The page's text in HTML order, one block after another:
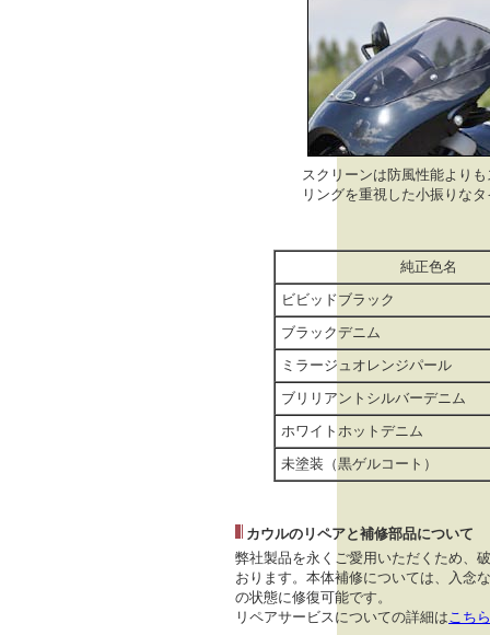
スクリーンは防風性能より
リングを重視した小振りな
純正色名
ビビッドブラック
ブラックデニム
ミラージュオレンジパール
ブリリアントシルバーデニム
ホワイトホットデニム
未塗装（黒ゲルコート）
カウルのリペアと補修部品について
弊社製品を永くご愛用いただくため、
おります。本体補修については、入念
の状態に修復可能です。
リペアサービスについての詳細はこちら